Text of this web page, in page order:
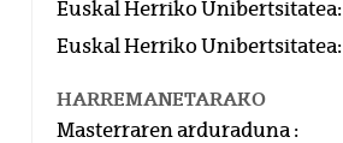
Euskal Herriko
Euskal Herriko
HARREMANETARAKO
Masterraren arduraduna :